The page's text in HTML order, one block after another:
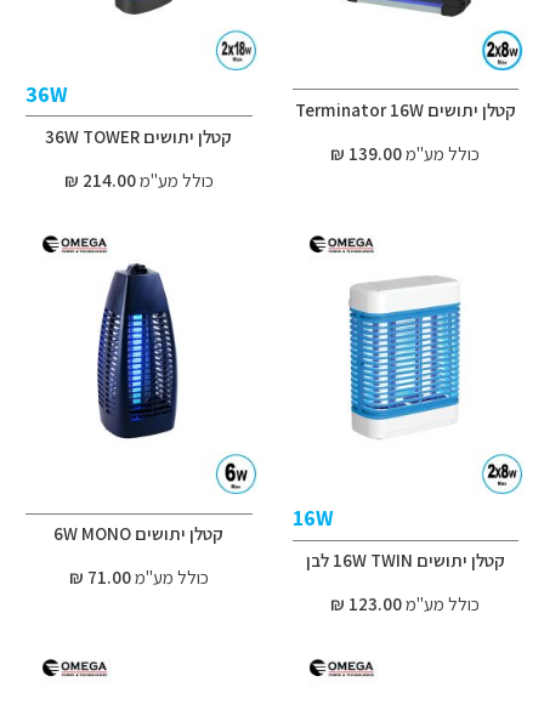
קטלן יתושים Terminator 16W
כולל מע"מ139.00 ₪
36W
קטלן יתושים 36W TOWER
כולל מע"מ214.00 ₪
16W
קטלן יתושים 16W TWIN לבן
כולל מע"מ123.00 ₪
קטלן יתושים 6W MONO
כולל מע"מ71.00 ₪